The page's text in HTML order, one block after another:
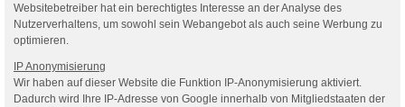
Websitebetreiber hat ein berechtigtes Interesse an der Analyse des
Nutzerverhaltens, um sowohl sein Webangebot als auch seine Werbung zu
optimieren.
IP Anonymisierung
Wir haben auf dieser Website die Funktion IP-Anonymisierung aktiviert.
Dadurch wird Ihre IP-Adresse von Google innerhalb von Mitgliedstaaten der